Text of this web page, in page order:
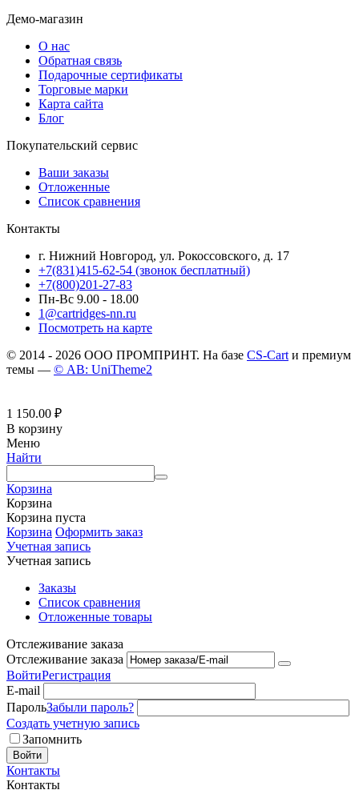
Демо-магазин
О нас
Обратная связь
Подарочные сертификаты
Торговые марки
Карта сайта
Блог
Покупательский сервис
Ваши заказы
Отложенные
Список сравнения
Контакты
г. Нижний Новгород, ул. Рокоссовского, д. 17
+7(831)415-62-54 (звонок бесплатный)
+7(800)201-27-83
Пн-Вс 9.00 - 18.00
1@cartridges-nn.ru
Посмотреть на карте
© 2014 - 2026 ООО ПРОМПРИНТ. На базе CS-Cart и премиум
темы — © AB: UniTheme2
1 150.00 ₽
В корзину
Меню
Найти
Корзина
Корзина
Корзина пуста
Корзина Оформить заказ
Учетная запись
Учетная запись
Заказы
Список сравнения
Отложенные товары
Отслеживание заказа
Отслеживание заказа
ВойтиРегистрация
E-mail
ПарольЗабыли пароль?
Создать учетную запись
Запомнить
Войти
Контакты
Контакты